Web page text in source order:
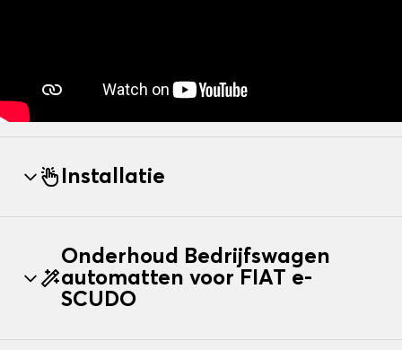
Installatie
Onderhoud Bedrijfswagen
automatten voor FIAT e-
SCUDO